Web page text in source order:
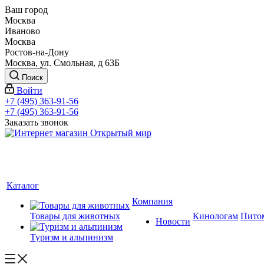
Ваш город
Москва
Иваново
Москва
Ростов-на-Дону
Москва, ул. Смольная, д 63Б
Поиск
Войти
+7 (495) 363-91-56
+7 (495) 363-91-56
Заказать звонок
Каталог
Товары для животных
Туризм и альпинизм
Компания
Новости
Кинологам